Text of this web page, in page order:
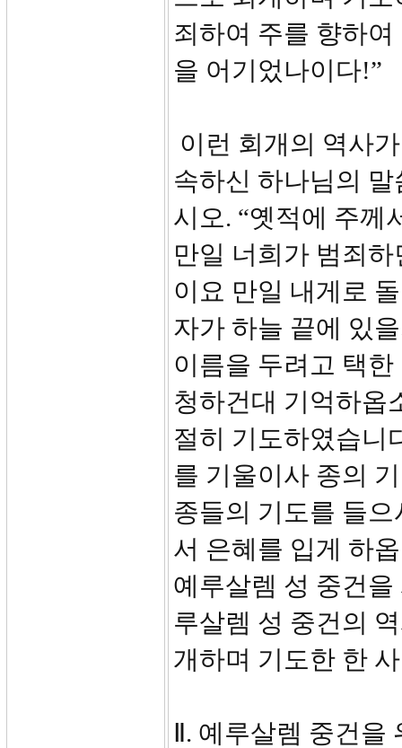
죄하여 주를 향하
을 어기었나이다!”
이런 회개의 역사
속하신 하나님의
시오. “옛적에 주께
만일 너희가 범죄
이요 만일 내게로
자가 하늘 끝에 있
이름을 두려고 택
청하건대 기억하옵
절히 기도하였습니
를 기울이사 종의
종들의 기도를 들
서 은혜를 입게 하
예루살렘 성 중건
루살렘 성 중건의
개하며 기도한 한
Ⅱ. 예루살렘 중건을